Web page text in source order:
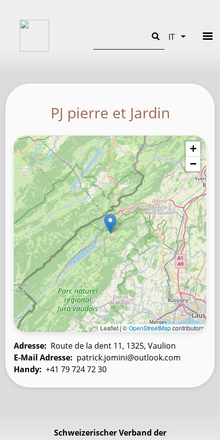
IT Mostra
PJ pierre et Jardin
+
−
Leaflet | ©OpenStreetMapcontributors
Adresse
Route de la dent 11, 1325, Vaulion
E-Mail Adresse
patrick.jomini@outlook.com
Handy
+41 79 724 72 30
Schweizerischer Verband der